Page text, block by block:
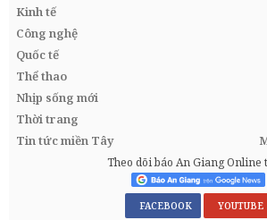
Kinh tế
Công nghệ
Quốc tế
Thể thao
Nhịp sống mới
Thời trang
Tin tức miền Tây
Theo dõi báo An Giang Online
FACEBOOK YOUTUBE